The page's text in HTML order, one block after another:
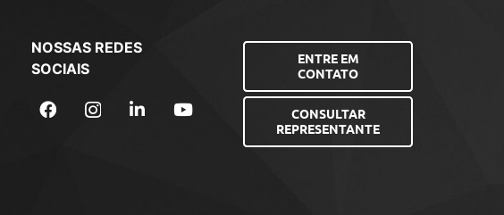
NOSSAS REDES
SOCIAIS
ENTRE EM
CONTATO
CONSULTAR
REPRESENTANTE